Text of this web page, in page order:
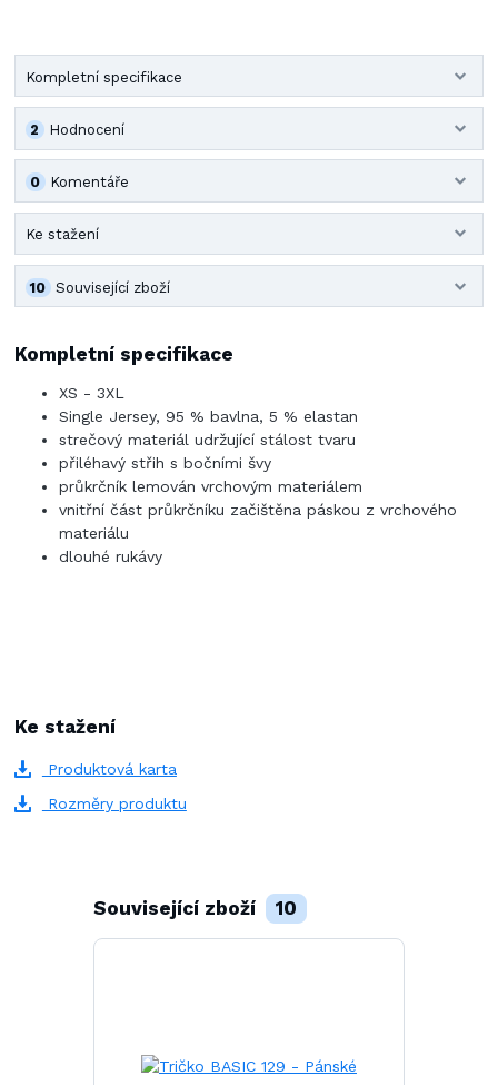
Kompletní specifikace
Hodnocení
2
Komentáře
0
Ke stažení
Související zboží
10
Kompletní specifikace
XS - 3XL
Single Jersey, 95 % bavlna, 5 % elastan
strečový materiál udržující stálost tvaru
přiléhavý střih s bočními švy
průkrčník lemován vrchovým materiálem
vnitřní část průkrčníku začištěna páskou z vrchového
materiálu
dlouhé rukávy
Ke stažení
Produktová karta
Rozměry produktu
Související zboží 10